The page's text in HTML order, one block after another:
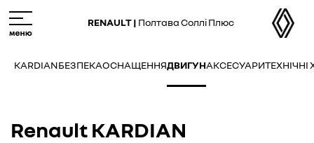
to
main
RENAULT | Полтава Соллі Плюс
KARDIANБЕЗПЕКАОСНАЩЕННЯДВИГУНАКСЕСУАРИ
Renault KARDIAN